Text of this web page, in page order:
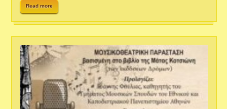
Read more